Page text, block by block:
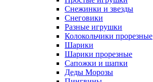
Снежинки и звезды
Снеговики
Разные игрушки
Колокольчики прорезные
Шарики
Шарики прорезные
Сапожки и шапки
Деды Морозы